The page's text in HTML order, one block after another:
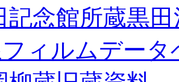
記念館所蔵黒
ィルムデータ